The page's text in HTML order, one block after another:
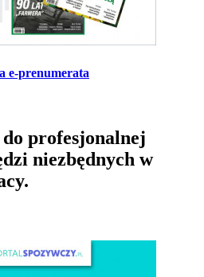
e-prenumerata
profesjonalnej
niezbędnych w